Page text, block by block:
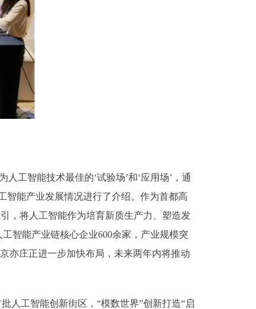
工智能技术最佳的‘试验场’和‘应用场’，通
能产业发展情况进行了介绍。作为首都高
，将人工智能作为培育新质生产力、塑造发
智能产业链核心企业600余家，产业规模突
亦庄正进一步加快布局，未来两年内将推动
工智能创新街区，“模数世界”创新打造“启